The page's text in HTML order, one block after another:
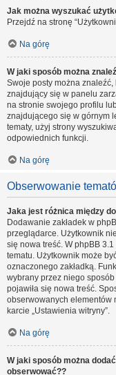
Jak można wyszukać
Przejdź na stronę
Na górę
W jaki sposób można
Swoje posty można znaleźć,
znajdujący się w panelu
na stronie swojego profilu
znajdującego się w górnym
tematy, użyj strony
odpowiednich funkcji.
Na górę
Obserwowanie
Jaka jest różnica między
Dodawanie zakładek w
przeglądarce. Użytkownik
się nowa treść. W phpBB
tematu. Użytkownik może
oznaczonego zakładką.
wybrany przez niego
pojawiła się nowa treść.
obserwowanych elementów
karcie „Ustawienia witryny”.
Na górę
W jaki sposób można
obserwować??